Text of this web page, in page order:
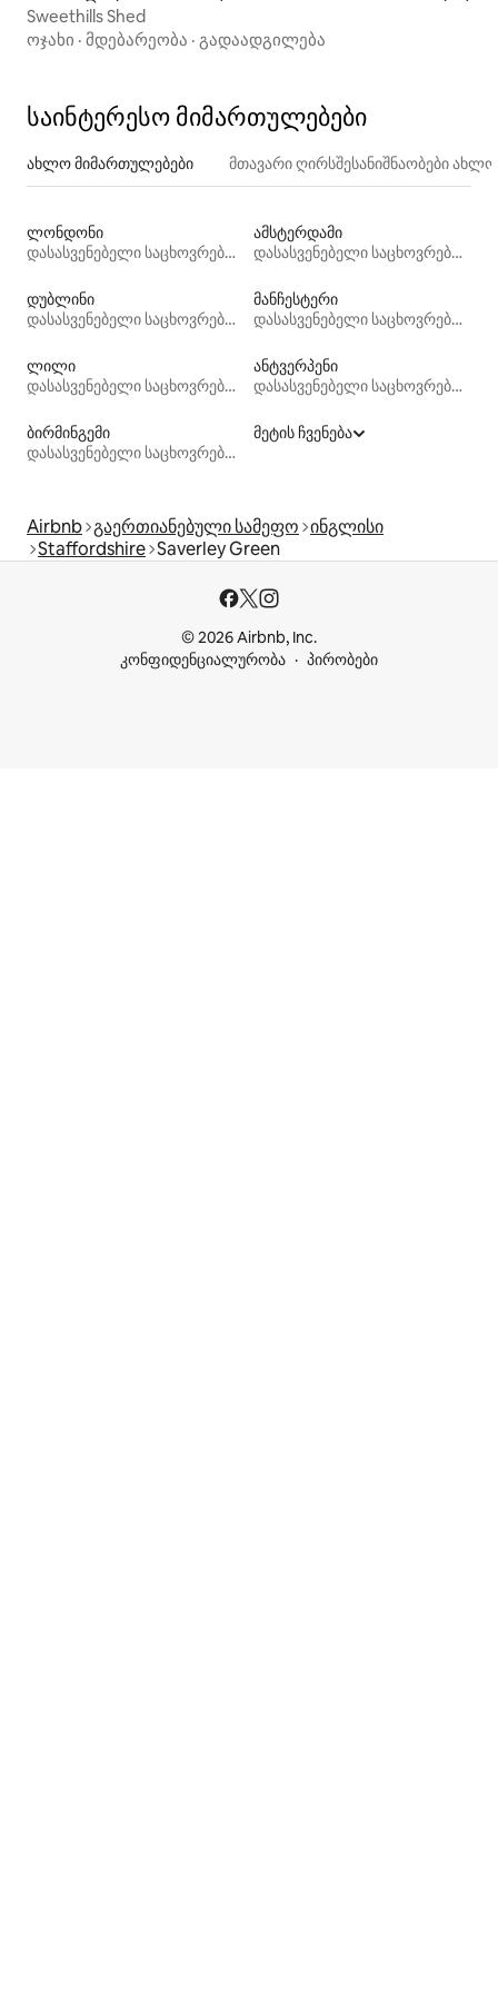
Sweethills Shed
ოჯახი · მდებარეობა · გადაადგილება
საინტერესო მიმართულებები
ახლო მიმართულებები მთავარი ღირსშესანიშნაობები
ლონდონი
დასასვენებელი საცხოვრებლები
ამსტერდამი
დასასვენებელი საცხოვრებლები
დუბლინი
დასასვენებელი საცხოვრებლები
მანჩესტერი
დასასვენებელი საცხოვრებლები
ლილი
დასასვენებელი საცხოვრებლები
ანტვერპენი
დასასვენებელი საცხოვრებლები
ბირმინგემი
დასასვენებელი საცხოვრებლები
მეტის ჩვენება
Airbnb გაერთიანებული სამეფო ინგლისი
Staffordshire Saverley Green
© 2026 Airbnb, Inc.
კონფიდენციალურობა
პირობები